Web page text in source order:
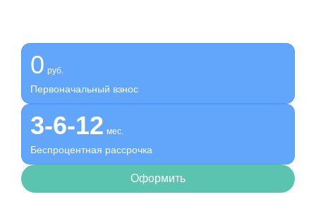
0 руб.
Первоначальный взнос
3-6-12 мес.
Беспроцентная рассрочка
Оформить